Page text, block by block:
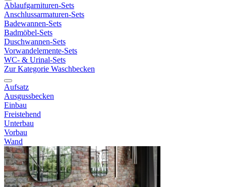
Ablaufgarnituren-Sets
Anschlussarmaturen-Sets
Badewannen-Sets
Badmöbel-Sets
Duschwannen-Sets
Vorwandelemente-Sets
WC- & Urinal-Sets
Zur Kategorie Waschbecken
Aufsatz
Ausgussbecken
Einbau
Freistehend
Unterbau
Vorbau
Wand